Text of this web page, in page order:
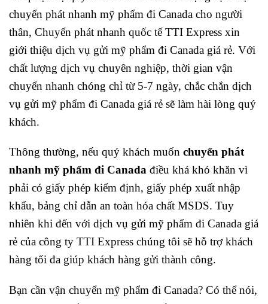
chuyển phát nhanh mỹ phẩm đi Canada cho người
thân, Chuyển phát nhanh quốc tế TTI Express xin
giới thiệu dịch vụ gửi mỹ phẩm đi Canada giá rẻ. Với
chất lượng dịch vụ chuyên nghiệp, thời gian vận
chuyển nhanh chóng chỉ từ 5-7 ngày, chắc chắn dịch
vụ gửi mỹ phẩm đi Canada giá rẻ sẽ làm hài lòng quý
khách.
Thông thường, nếu quý khách muốn chuyển phát
nhanh mỹ phẩm đi Canada điều khá khó khăn vì
phải có giấy phép kiểm định, giấy phép xuất nhập
khẩu, bảng chỉ dẫn an toàn hóa chất MSDS. Tuy
nhiên khi đến với dịch vụ gửi mỹ phẩm đi Canada giá
rẻ của công ty TTI Express chúng tôi sẽ hỗ trợ khách
hàng tối đa giúp khách hàng gửi thành công.
Bạn cần vận chuyển mỹ phẩm đi Canada? Có thể nói,